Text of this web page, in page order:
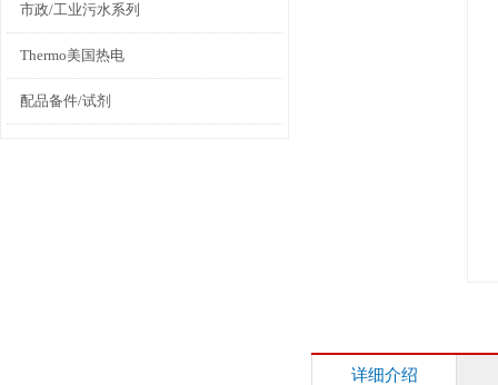
市政/工业污水系列
Thermo美国热电
配品备件/试剂
详细介绍